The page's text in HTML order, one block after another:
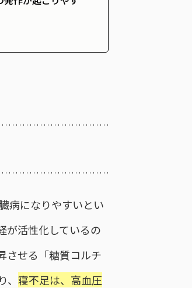
病になりやすいとい
が活性化しているの
させる「糖質コルチ
寝不足は、高血圧